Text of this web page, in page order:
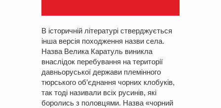
В історичній літературі стверджується
інша версія походження назви села.
Назва Велика Каратуль виникла
внаслідок перебування на території
давньоруської держави племінного
тюрського об’єднання чорних клобуків,
так тоді називали всіх русинів, які
боролись з половцями. Назва «чорний